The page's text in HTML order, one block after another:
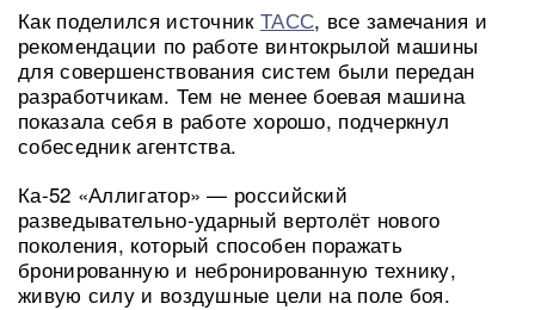
Как поделился источник ТАСС, все замечания и
рекомендации по работе винтокрылой машины
для совершенствования систем были передан
разработчикам. Тем не менее боевая машина
показала себя в работе хорошо, подчеркнул
собеседник агентства.
Ка-52 «Аллигатор» — российский
разведывательно-ударный вертолёт нового
поколения, который способен поражать
бронированную и небронированную технику,
живую силу и воздушные цели на поле боя.